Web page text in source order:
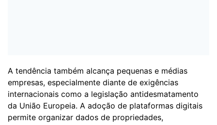
A tendência também alcança pequenas e médias
empresas, especialmente diante de exigências
internacionais como a legislação antidesmatamento
da União Europeia. A adoção de plataformas digitais
permite organizar dados de propriedades,